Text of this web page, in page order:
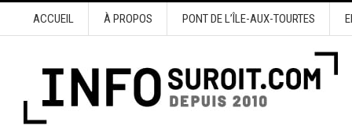
ACCUEIL À PROPOS PONT DE L’ÎLE-AUX-TOURTES